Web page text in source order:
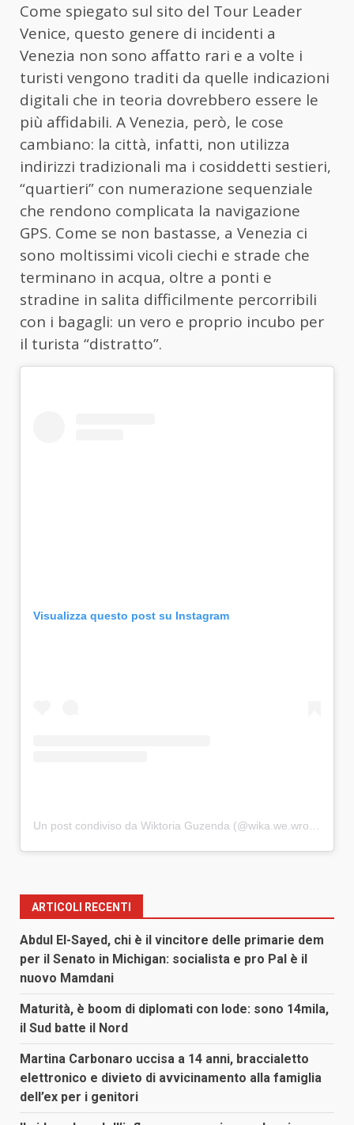
Come spiegato sul sito del Tour Leader
Venice, questo genere di incidenti a
Venezia non sono affatto rari e a volte i
turisti vengono traditi da quelle indicazioni
digitali che in teoria dovrebbero essere le
più affidabili. A Venezia, però, le cose
cambiano: la città, infatti, non utilizza
indirizzi tradizionali ma i cosiddetti sestieri,
“quartieri” con numerazione sequenziale
che rendono complicata la navigazione
GPS. Come se non bastasse, a Venezia ci
sono moltissimi vicoli ciechi e strade che
terminano in acqua, oltre a ponti e
stradine in salita difficilmente percorribili
con i bagagli: un vero e proprio incubo per
il turista “distratto”.
Visualizza questo post su Instagram
Un post condiviso da Wiktoria Guzenda (@wika.we.wroclawiu)
ARTICOLI RECENTI
Abdul El-Sayed, chi è il vincitore delle primarie dem
per il Senato in Michigan: socialista e pro Pal è il
nuovo Mamdani
Maturità, è boom di diplomati con lode: sono 14mila,
il Sud batte il Nord
Martina Carbonaro uccisa a 14 anni, braccialetto
elettronico e divieto di avvicinamento alla famiglia
dell’ex per i genitori